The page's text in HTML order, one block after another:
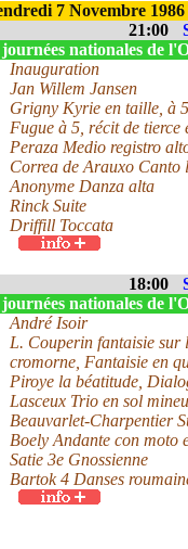
7 Novembre 1986
21:00
nationales de
Inauguration
Jan Willem Jansen
Grigny Kyrie en taille, à
Fugue à 5, récit de
Peraza Medio registro
Correa de Arauxo Canto
Anonyme Danza alta
Rinck Suite
Driffill Toccata
18:00
nationales de
André Isoir
L. Couperin fantaisie sur
cromorne, Fantaisie en
Piroye la béatitude,
Lasceux Trio en sol
Beauvarlet-Charpentier
Boely Andante con moto
Satie 3e Gnossienne
Bartok 4 Danses